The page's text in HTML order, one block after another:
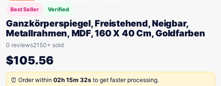
Best Seller Verified
Ganzkörperspiegel, Freistehend, Neigbar,
Metallrahmen, MDF, 160 X 40 Cm, Goldfarben
0 reviews2150+ sold
$105.56
⏰ Order within 02h 15m 32s to get faster processing.